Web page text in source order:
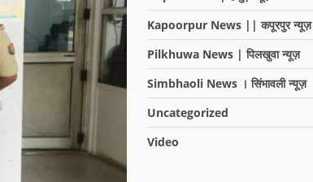
Kapoorpur News || कपूरपुर न्यूज़
Pilkhuwa News | पिलखुवा न्यूज़
Simbhaoli News । सिंभावली न्यूज़
Uncategorized
Video